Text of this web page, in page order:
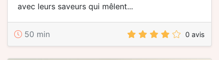
avec leurs saveurs qui mêlent...
50 min 0 avis